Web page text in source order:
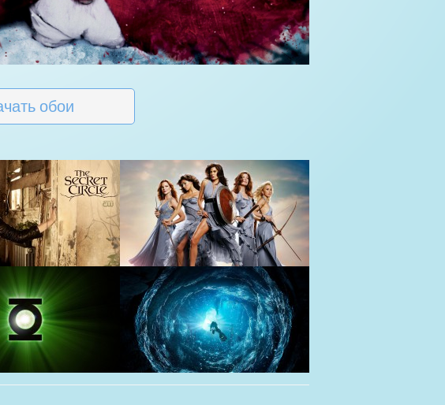
обои